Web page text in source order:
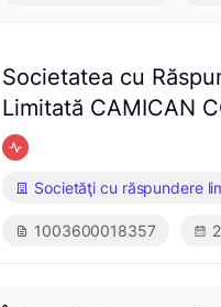
Societatea cu
Limitată CAMICAN
Societăţi cu răspundere
1003600018357